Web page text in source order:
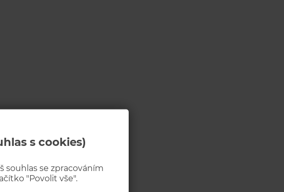
s cookies)
souhlas se zpracováním
"Povolit vše".